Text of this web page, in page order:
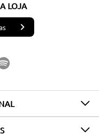
LOJA